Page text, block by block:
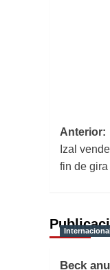
de
Anterior:
Izal
fin de gira
Internacional
Beck